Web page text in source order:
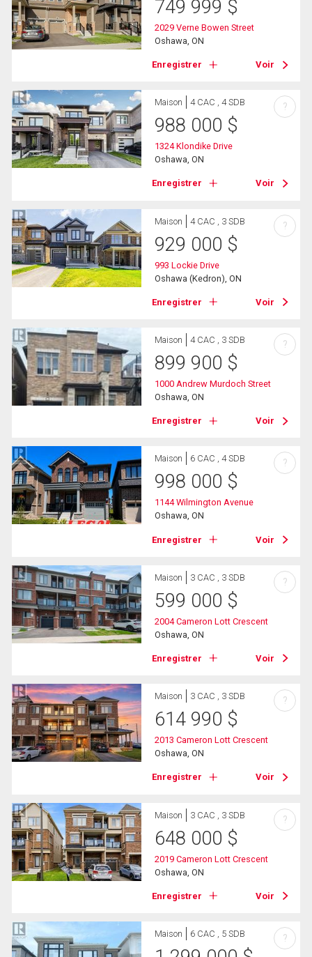
749 999 $
2029 Verne Bowen Street
Oshawa, ON
Enregistrer Voir
Maison 4 CAC , 4 SDB
988 000 $
1324 Klondike Drive
Oshawa, ON
Enregistrer Voir
?
Maison 4 CAC , 3 SDB
929 000 $
993 Lockie Drive
Oshawa (Kedron), ON
Enregistrer Voir
?
Maison 4 CAC , 3 SDB
899 900 $
1000 Andrew Murdoch Street
Oshawa, ON
Enregistrer Voir
?
Maison 6 CAC , 4 SDB
998 000 $
1144 Wilmington Avenue
Oshawa, ON
Enregistrer Voir
?
Maison 3 CAC , 3 SDB
599 000 $
2004 Cameron Lott Crescent
Oshawa, ON
Enregistrer Voir
?
Maison 3 CAC , 3 SDB
614 990 $
2013 Cameron Lott Crescent
Oshawa, ON
Enregistrer Voir
?
Maison 3 CAC , 3 SDB
648 000 $
2019 Cameron Lott Crescent
Oshawa, ON
Enregistrer Voir
?
Maison 6 CAC , 5 SDB ?